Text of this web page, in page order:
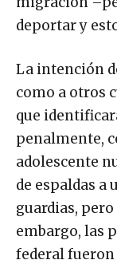
deportar y
La intención
como a otros
que
penalmente,
adolescente
de espaldas a
guardias,
embargo, las
federal fueron